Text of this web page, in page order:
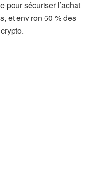
pour sécuriser l’achat
et environ 60 % des